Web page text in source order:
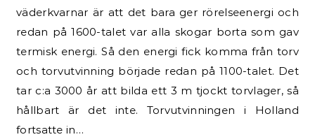
väderkvarnar är att det bara ger rörelseenergi och
redan på 1600-talet var alla skogar borta som gav
termisk energi. Så den energi fick komma från torv
och torvutvinning började redan på 1100-talet. Det
tar c:a 3000 år att bilda ett 3 m tjockt torvlager, så
hållbart är det inte. Torvutvinningen i Holland
fortsatte in…